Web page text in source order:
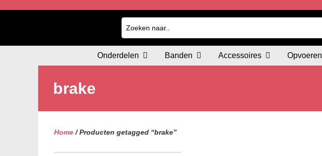
Onderdelen Banden Accessoires Opvoeren
brake
Home/ Producten getagged “brake”